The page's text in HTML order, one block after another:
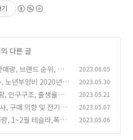
다른 글
량, 브랜드 순위, 전
(0)
2023.06.05
노년부양비 2020년~
2023.05.30
, 인구구조, 출생율과
구의 모든 것
(0)
2023.05.21
, 구매 의향 및 전기차
딜로이트 컨설팅
2023.05.07
, 1~2월 테슬라,폭스
2023.05.06